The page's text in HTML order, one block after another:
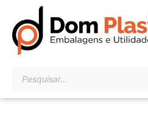
para
conteúdo
produtos